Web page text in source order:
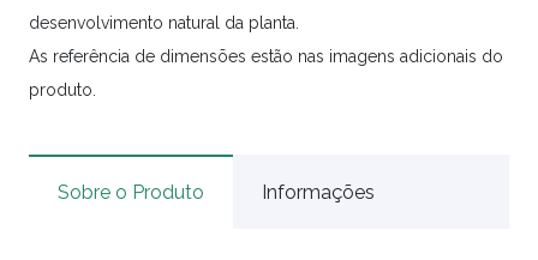
desenvolvimento natural da planta.
As referência de dimensões estão nas imagens adicionais do
produto.
Sobre o Produto Informações